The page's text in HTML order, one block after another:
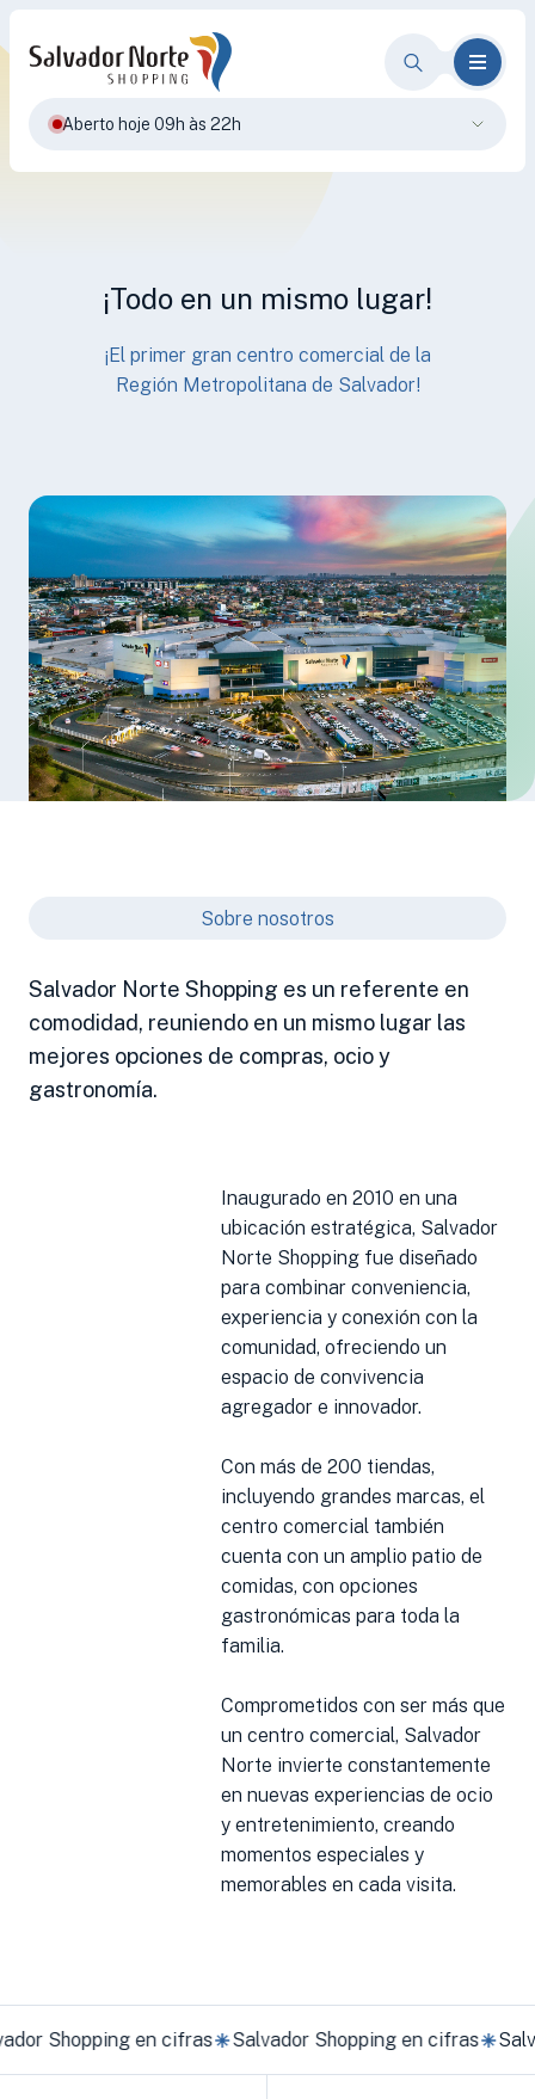
Aberto hoje 09h às 22h
¡Todo en un mismo lugar!
¡El primer gran centro comercial de la
Región Metropolitana de Salvador!
Sobre nosotros
Salvador Norte Shopping es un referente en
comodidad, reuniendo en un mismo lugar las
mejores opciones de compras, ocio y
gastronomía.
Inaugurado en 2010 en una
ubicación estratégica, Salvador
Norte Shopping fue diseñado
para combinar conveniencia,
experiencia y conexión con la
comunidad, ofreciendo un
espacio de convivencia
agregador e innovador.
Con más de 200 tiendas,
incluyendo grandes marcas, el
centro comercial también
cuenta con un amplio patio de
comidas, con opciones
gastronómicas para toda la
familia.
Comprometidos con ser más que
un centro comercial, Salvador
Norte invierte constantemente
en nuevas experiencias de ocio
y entretenimiento, creando
momentos especiales y
memorables en cada visita.
Shopping en cifras Salvador Shopping en cifras